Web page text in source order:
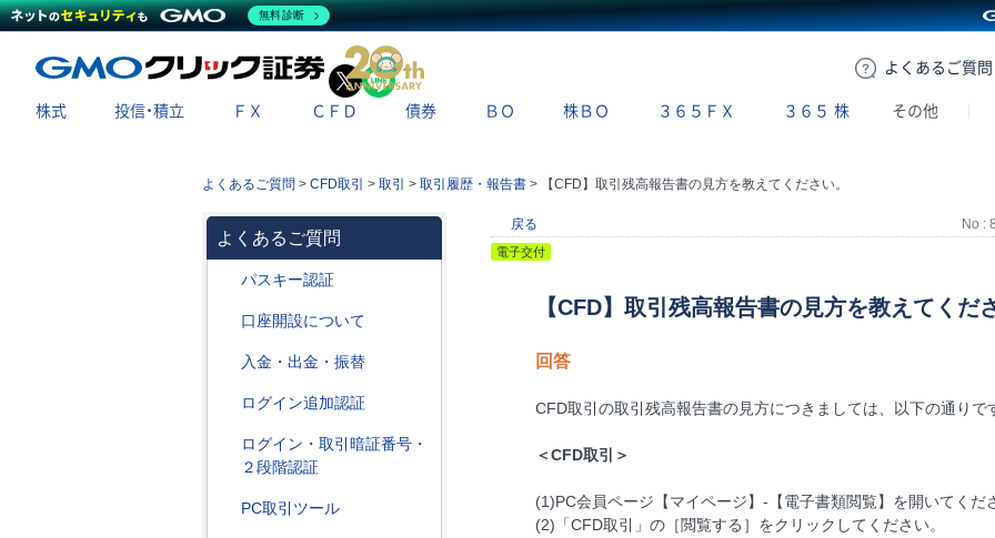
よくある ご質問
X
株式 投信・積立 ＦＸ ＣＦＤ 債券 ＢＯ 株ＢＯ ３６５ＦＸ ３６５ 株 その他
よくあるご質問 > CFD取引 > 取引 > 取引履歴・報告書 > 【CFD】取引残高報告書の見方を教えてください。
よくあるご質問
パスキー認証
口座開設について
入金・出金・振替
ログイン追加認証
ログイン・取引暗証番号・
２段階認証
PC取引ツール
戻る No :
電子交付
【CFD】取引残高報告書の見方を教えてくだ
回答
CFD取引の取引残高報告書の見方につきましては、以下の通りで
＜CFD取引＞
(1)PC会員ページ【マイページ】-【電子書類閲覧】を開いてくだ
(2)「CFD取引」の［閲覧する］をクリックしてください。
無料診断